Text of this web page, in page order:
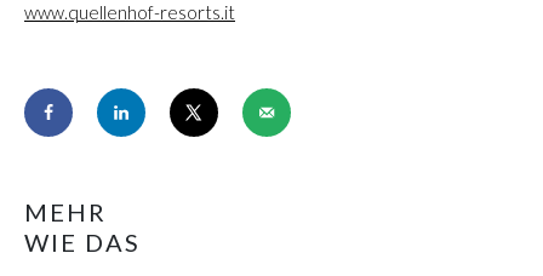
www.quellenhof-resorts.it
MEHR
WIE DAS